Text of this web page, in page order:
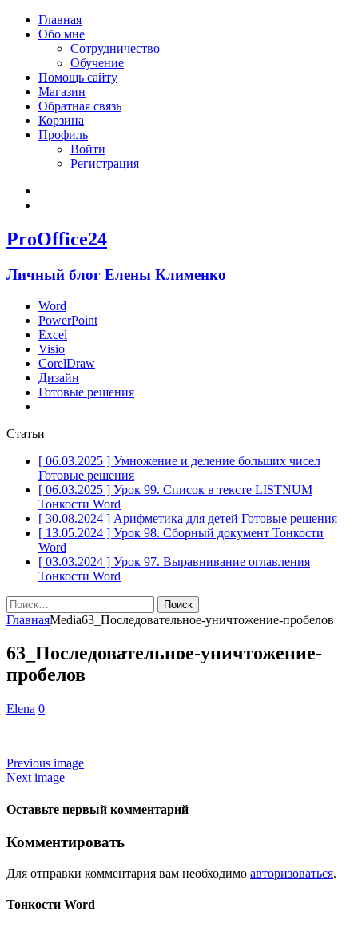
Главная
Обо мне
Сотрудничество
Обучение
Помощь сайту
Магазин
Обратная связь
Корзина
Профиль
Войти
Регистрация
ProOffice24
Личный блог Елены Клименко
Word
PowerPoint
Excel
Visio
CorelDraw
Дизайн
Готовые решения
Статьи
[ 06.03.2025 ] Умножение и деление больших чисел
Готовые решения
[ 06.03.2025 ] Урок 99. Список в тексте LISTNUM
Тонкости Word
[ 30.08.2024 ] Арифметика для детей Готовые решения
[ 13.05.2024 ] Урок 98. Сборный документ Тонкости
Word
[ 03.03.2024 ] Урок 97. Выравнивание оглавления
Тонкости Word
Найти:
ГлавнаяMedia63_Последовательное-уничтожение-пробелов
63_Последовательное-уничтожение-
пробелов
Elena 0
Previous image
Next image
Оставьте первый комментарий
Комментировать
Для отправки комментария вам необходимо авторизоваться.
Тонкости Word